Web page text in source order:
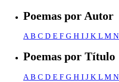
Poemas por Autor
AB C D E F G H I J K L M N
Poemas por Título
A B C D E F G H I J K L M N